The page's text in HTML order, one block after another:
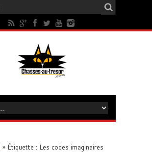
» Étiquette : Les codes imaginaires